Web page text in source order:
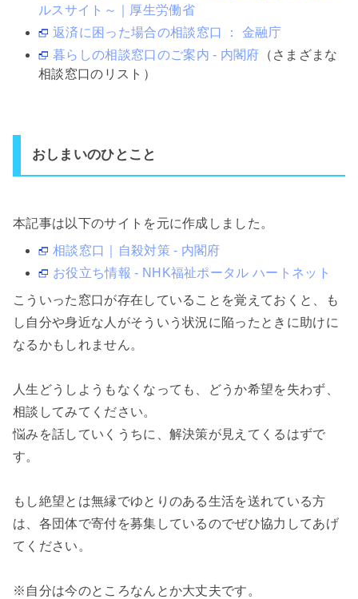
ルスサイト～｜厚生労働省
返済に困った場合の相談窓口 ： 金融庁
暮らしの相談窓口のご案内 - 内閣府 （さまざまな
相談窓口のリスト）
おしまいのひとこと
本記事は以下のサイトを元に作成しました。
相談窓口｜自殺対策 - 内閣府
お役立ち情報 - NHK福祉ポータル ハートネット
こういった窓口が存在していることを覚えておくと、も
し自分や身近な人がそういう状況に陥ったときに助けに
なるかもしれません。
人生どうしようもなくなっても、どうか希望を失わず、
相談してみてください。
悩みを話していくうちに、解決策が見えてくるはずで
す。
もし絶望とは無縁でゆとりのある生活を送れている方
は、各団体で寄付を募集しているのでぜひ協力してあげ
てください。
※自分は今のところなんとか大丈夫です。